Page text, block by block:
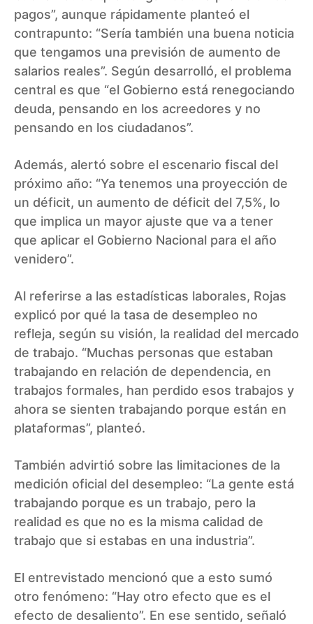
pagos”, aunque rápidamente planteó el
contrapunto: “Sería también una buena noticia
que tengamos una previsión de aumento de
salarios reales”. Según desarrolló, el problema
central es que “el Gobierno está renegociando
deuda, pensando en los acreedores y no
pensando en los ciudadanos”.
Además, alertó sobre el escenario fiscal del
próximo año: “Ya tenemos una proyección de
un déficit, un aumento de déficit del 7,5%, lo
que implica un mayor ajuste que va a tener
que aplicar el Gobierno Nacional para el año
venidero”.
Al referirse a las estadísticas laborales, Rojas
explicó por qué la tasa de desempleo no
refleja, según su visión, la realidad del mercado
de trabajo. “Muchas personas que estaban
trabajando en relación de dependencia, en
trabajos formales, han perdido esos trabajos y
ahora se sienten trabajando porque están en
plataformas”, planteó.
También advirtió sobre las limitaciones de la
medición oficial del desempleo: “La gente está
trabajando porque es un trabajo, pero la
realidad es que no es la misma calidad de
trabajo que si estabas en una industria”.
El entrevistado mencionó que a esto sumó
otro fenómeno: “Hay otro efecto que es el
efecto de desaliento”. En ese sentido, señaló